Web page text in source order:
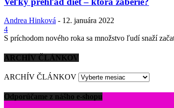
Andrea Hinková - 12. januára 2022
4
S príchodom nového roka sa množstvo ľudí snaží
ARCHÍV ČLÁNKOV
ARCHÍV ČLÁNKOV
Odporúčame z nášho e-shopu